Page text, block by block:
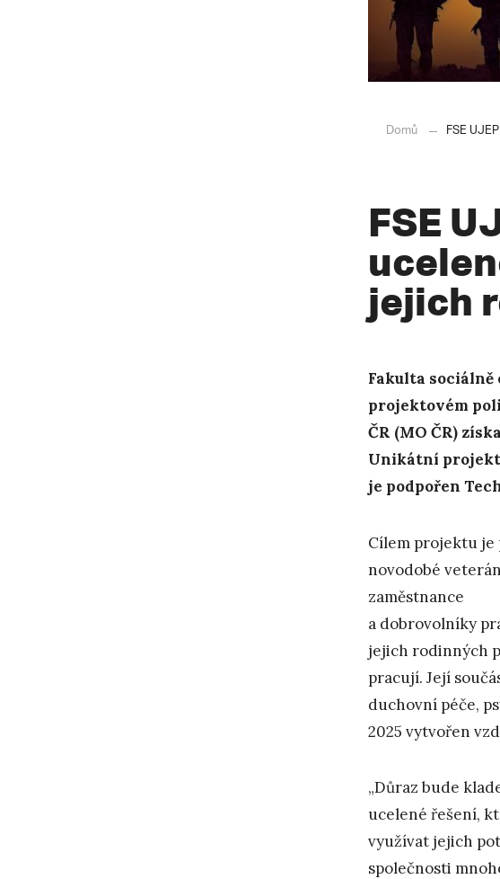
Domů FSE
FSE
jejich
Fakulta sociálně
projektovém
ČR (MO ČR)
Unikátní projekt
je podpořen
Cílem projektu je
novodobé
zaměstnance
a dobrovolníky
jejich rodinných
pracují. Její
duchovní péče,
2025 vytvořen
„Důraz bude
ucelené řešení,
využívat jejich
společnosti